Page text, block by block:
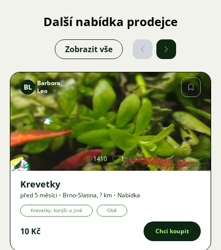
Další nabídka prodejce
Zobrazit vše
Obrázek
BL
Barbora
Leo
1410 1
Krevetky
před 5 měsíci • Brno-Slatina,? km • Nabídka
Krevetky, korýši a jiné Obě
10 Kč Chci koupit